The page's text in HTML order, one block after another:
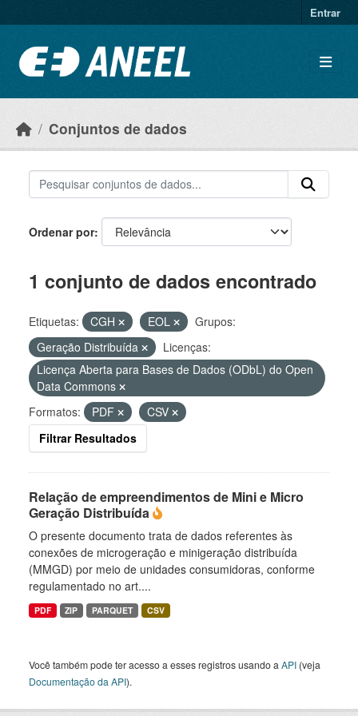
Entrar
Conjuntos de dados
Ordenar por
1 conjunto de dados encontrado
Etiquetas: CGH EOL
Grupos:
Geração Distribuída
Licenças:
Licença Aberta para Bases de Dados (ODbL) do Open
Data Commons
Formatos:
PDF
CSV
Filtrar Resultados
Relação de empreendimentos de Mini e Micro
Geração Distribuída
O presente documento trata de dados referentes às
conexões de microgeração e minigeração distribuída
(MMGD) por meio de unidades consumidoras, conforme
regulamentado no art....
PDF ZIP PARQUET CSV
Você também pode ter acesso a esses registros usando a API (veja
Documentação da API).